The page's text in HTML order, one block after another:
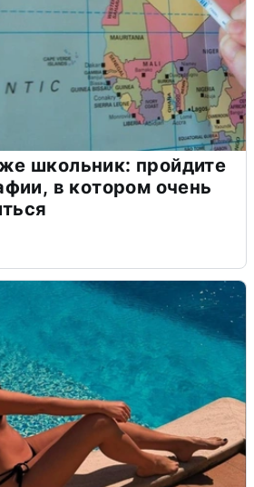
школьник: пройдите
в котором очень